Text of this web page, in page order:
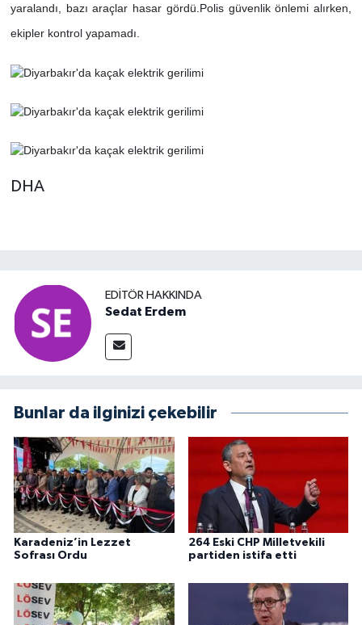
yaralandı, bazı araçlar hasar gördü. Polis güvenlik önlemi alırken,
ekipler kontrol yapamadı.
DHA
EDITÖR HAKKINDA
Sedat Erdem
Bunlar da ilginizi çekebilir
Karadeniz’in Lezzet
Sofrası Ordu
264 Eski CHP Milletvekili
partiden istifa etti